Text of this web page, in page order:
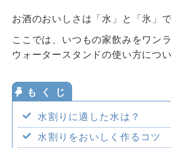
美容・健康のお水
妊娠・育児のお水 0120-032
おみず
-
い
サービスエリア
お酒のおいしさは「水」と「氷」
ここでは、いつもの家飲みをワン
ウォータースタンドの使い方につ
水割りに適した水は？
水割りをおいしく作るコツ